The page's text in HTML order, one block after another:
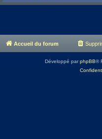
Accueil du forum
Développé parphpBB®